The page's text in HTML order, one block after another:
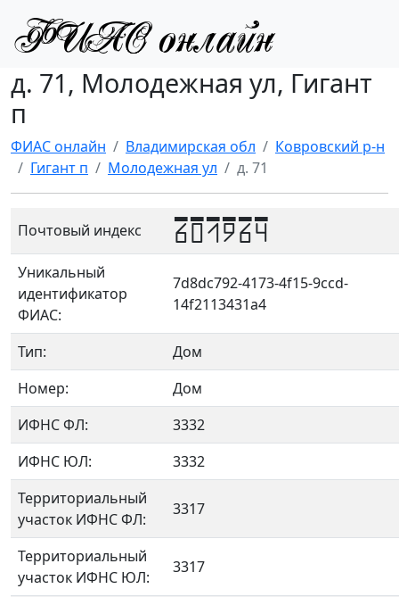
д. 71, Молодежная ул, Гигант
п
ФИАС онлайн Владимирская обл
Ковровский р-н
Гигант п
Молодежная ул д. 71
Почтовый индекс 601964
Уникальный
идентификатор
ФИАС:
7d8dc792-4173-4f15-9ccd-
14f2113431a4
Тип:
Дом
Номер:
Дом
ИФНС ФЛ:
3332
ИФНС ЮЛ:
3332
Территориальный
участок ИФНС ФЛ:
3317
Территориальный
участок ИФНС ЮЛ:
3317